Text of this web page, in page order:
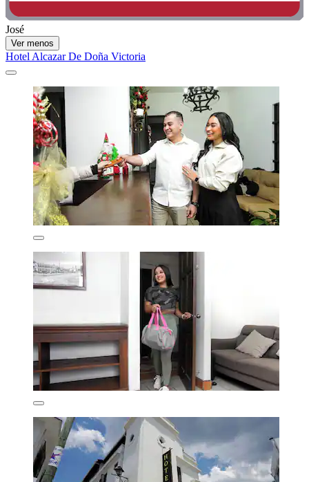
José
Ver menos
Hotel Alcazar De Doña Victoria